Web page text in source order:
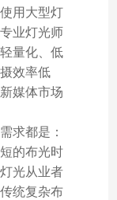
用大型灯
业灯光师
量化、低
效率低
媒体市场
求都是：
的布光时
光从业者
统复杂布